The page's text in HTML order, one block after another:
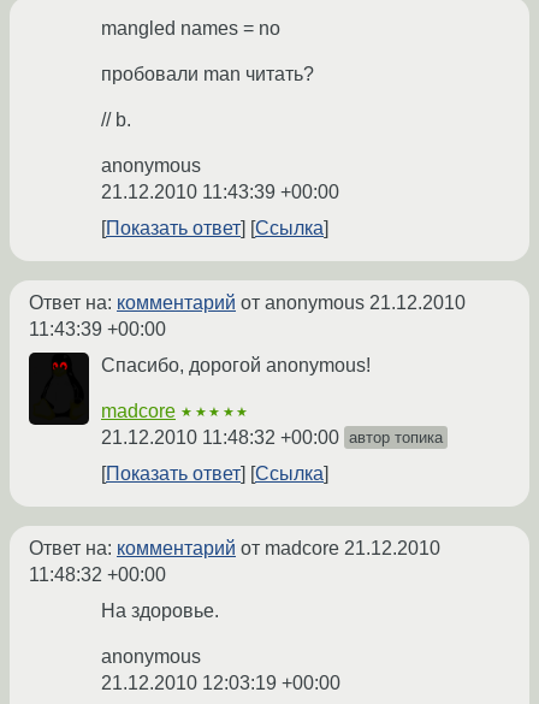
mangled names = no
пробовали man читать?
// b.
anonymous
21.12.2010 11:43:39 +00:00
Показать ответ
Ссылка
Ответ на: комментарий от anonymous 21.12.2010
11:43:39 +00:00
Спасибо, дорогой anonymous!
madcore ★★★★★
21.12.2010 11:48:32 +00:00 автор топика
Показать ответ Ссылка
Ответ на: комментарий от madcore 21.12.2010
11:48:32 +00:00
На здоровье.
anonymous
21.12.2010 12:03:19 +00:00